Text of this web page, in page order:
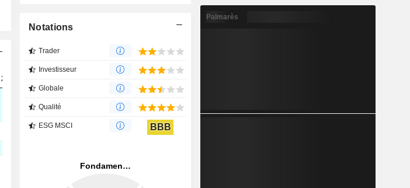
2026
-
-
Notations
Trader
Investisseur
Globale
Qualité
ESG MSCI BBB
Palmarès